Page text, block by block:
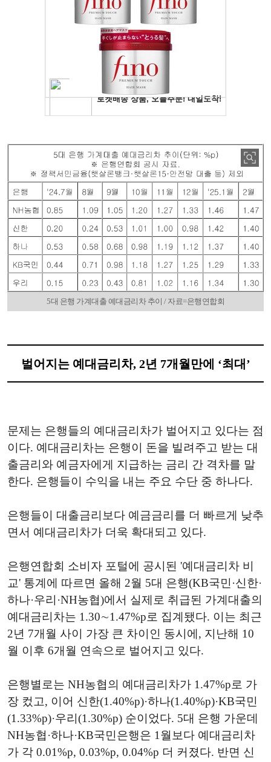
5대 은행 가계대출 예대금리차 추이 / 자료=은행연합회
벌어지는 예대금리차, 2년 7개월만에 ‘최대’
문제는 은행들의 예대금리차가 벌어지고 있다는 점
이다. 예대금리차는 은행이 돈을 빌려주고 받는 대
출금리와 예금자에게 지급하는 금리 간 격차를 말
한다. 은행들이 수익을 내는 주요 수단 중 하나다.
은행들이 대출금리보다 예금금리를 더 빠르게 낮추
면서 예대금리차가 더욱 확대되고 있다.
은행연합회 소비자 포털에 공시된 '예대금리차 비
교' 통계에 따르면 올해 2월 5대 은행(KB국민·신한·
하나·우리·NH농협)에서 실제로 취급된 가계대출의
예대금리차는 1.30∼1.47%p로 집계됐다. 이는 최근
2년 7개월 사이 가장 큰 차이인 동시에, 지난해 10
월 이후 6개월 연속으로 벌어지고 있다.
은행별로는 NH농협의 예대금리차가 1.47%p로 가
장 컸고, 이어 신한(1.40%p)·하나(1.40%p)·KB국민
(1.33%p)·우리(1.30%p) 순이었다. 5대 은행 가운데
NH농협·하나·KB국민은행은 1월보다 예대금리차
가 각 0.01%p, 0.03%p, 0.04%p 더 커졌다. 반면 신